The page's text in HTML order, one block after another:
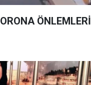
ÖNLEMLERİ